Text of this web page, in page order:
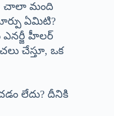
చాలా మంది
ఏమిటి?
ఎనర్జీ హీలర్
చేస్తూ, ఒక
లేదు? దీనికి